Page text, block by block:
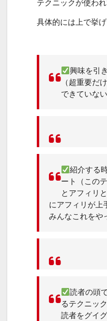
テクニックが使われ
具体的には上で挙げ
興味を引
（超重要だ
できていな
紹介する
ート（この
とアフィリ
にアフィリが上
みんなこれをや
読者の頭
るテクニッ
読者をグイ